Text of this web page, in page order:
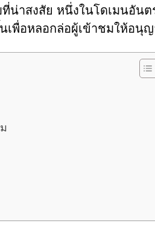
ที่น่าสงสัย หนึ่งในโดเมนอัน
เพื่อหลอกล่อผู้เข้าชมให้อนุ